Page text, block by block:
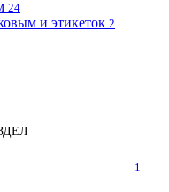
24
и этикеток 2
1